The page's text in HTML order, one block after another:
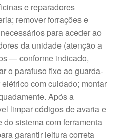
e reparadores
remover forrações e
para aceder ao
da unidade (atenção a
— conforme indicado,
o parafuso fixo ao guarda-
com cuidado; montar
Após a
limpar códigos de avaria e
sistema com ferramenta
garantir leitura correta